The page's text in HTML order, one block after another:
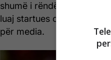
shumë i rëndësishëm për
luaj startues ose sa
për media.